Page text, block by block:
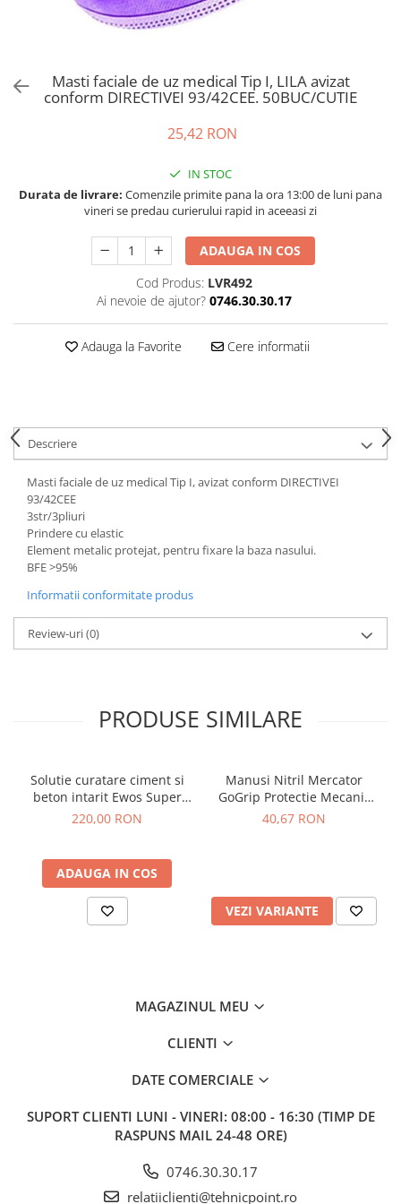
Bord | Plastice Interioare
Parfumuri | Odorizante
PROTECTIE | COATING CERAMIC
POLISH | SLEFUIRE | BURETI
ACCESORII | ECHIPAMENTE |
APARATURA
Masti faciale de uz medical Tip I, LILA avizat
conform DIRECTIVEI 93/42CEE. 50BUC/CUTIE
25,42 RON
IN STOC
Durata de livrare: Comenzile primite pana la ora 13:00 de luni pana
vineri se predau curierului rapid in aceeasi zi
ADAUGA IN COS
Cod Produs: LVR492
Ai nevoie de ajutor? 0746.30.30.17
Adauga la Favorite Cere informatii
Descriere
Masti faciale de uz medical Tip I, avizat conform DIRECTIVEI
93/42CEE
3str/3pliuri
Prindere cu elastic
Element metalic protejat, pentru fixare la baza nasului.
BFE >95%
Informatii conformitate produs
Review-uri(0)
PRODUSE SIMILARE
Solutie curatare ciment si
beton intarit Ewos Super
Cement X 22 kg –
220,00 RON
ADAUGA IN COS
Manusi Nitril Mercator
GoGrip Protectie Mecanic
Auto Portocali 50buc
40,67 RON
VEZI VARIANTE
MAGAZINUL MEU
CLIENTI
DATE COMERCIALE
SUPORT CLIENTI LUNI - VINERI: 08:00 - 16:30 (TIMP DE
RASPUNS MAIL 24-48 ORE)
0746.30.30.17
relatiiclienti@tehnicpoint.ro